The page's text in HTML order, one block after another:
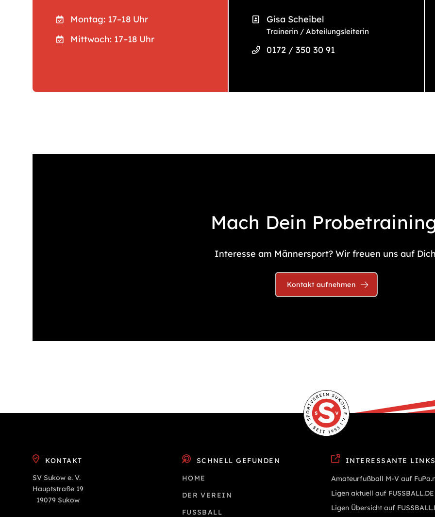
Montag: 17–18 Uhr
Mittwoch: 17–18 Uhr
Gisa Scheibel
Trainerin / Abteilungsleiterin
0172 / 350 30 91
Mach Dein
Interesse am Männersport? Wir freuen uns auf
Kontakt aufnehmen
KONTAKT
SV Sukow e. V.
Hauptstraße 19
19079 Sukow
SCHNELL GEFUNDEN
HOME
DER VEREIN
FUSSBALL
INTERESSANTE
Amateurfußball M-V auf
Ligen aktuell auf FUSSBALL.DE
Ligen Übersicht auf